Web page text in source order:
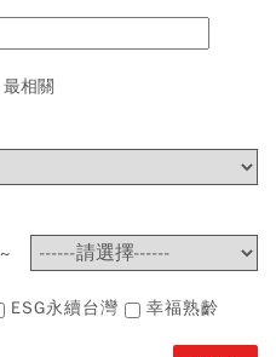
最相關
~
ESG永續台灣 幸福熟齡